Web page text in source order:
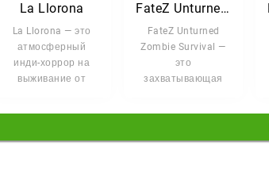
La Llorona
La Llorona — это
атмосферный
инди-хоррор на
выживание от
FateZ Unturned Zombie Survival
FateZ Unturned
Zombie Survival —
это
захватывающая
экшена,